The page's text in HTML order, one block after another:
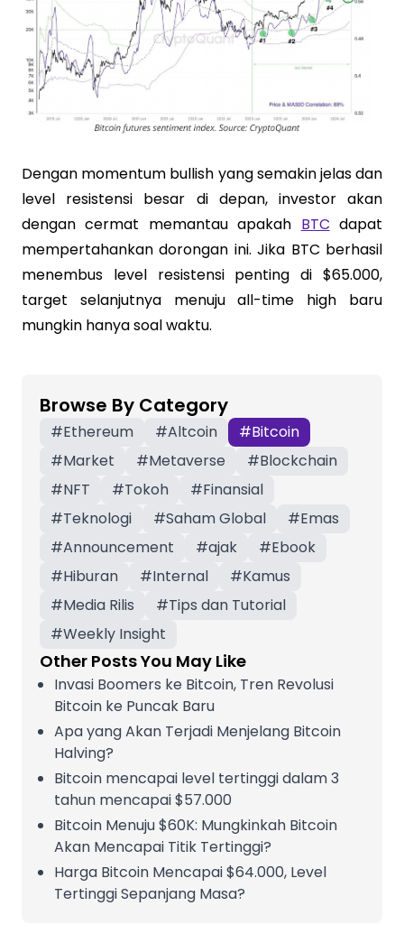
Dengan momentum bullish yang semakin jelas dan
level resistensi besar di depan, investor akan
dengan cermat memantau apakah BTC dapat
mempertahankan dorongan ini. Jika BTC berhasil
menembus level resistensi penting di $65.000,
target selanjutnya menuju all-time high baru
mungkin hanya soal waktu.
Browse By Category
#Ethereum #Altcoin #Bitcoin
#Market #Metaverse #Blockchain
#NFT #Tokoh #Finansial
#Teknologi #Saham Global #Emas
#Announcement #ajak #Ebook
#Hiburan #Internal #Kamus
#Media Rilis #Tips dan Tutorial
#Weekly Insight
Other Posts You May Like
Invasi Boomers ke Bitcoin, Tren Revolusi
Bitcoin ke Puncak Baru
Apa yang Akan Terjadi Menjelang Bitcoin
Halving?
Bitcoin mencapai level tertinggi dalam 3
tahun mencapai $57.000
Bitcoin Menuju $60K: Mungkinkah Bitcoin
Akan Mencapai Titik Tertinggi?
Harga Bitcoin Mencapai $64.000, Level
Tertinggi Sepanjang Masa?